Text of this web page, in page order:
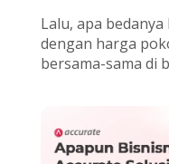
Lalu, apa
dengan harga
bersama-sama di